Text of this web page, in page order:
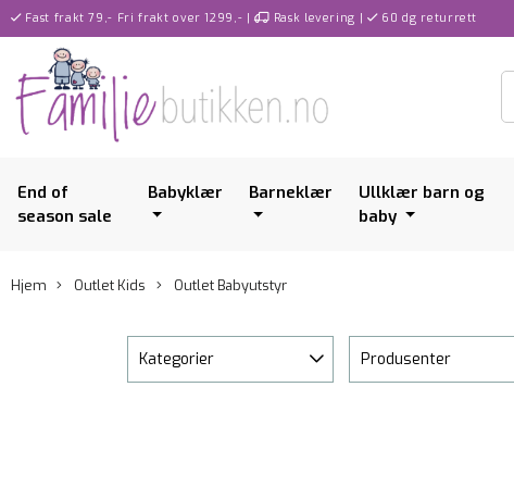
Fast frakt 79,- Fri frakt over 1299,- | Rask levering | 60 dg returrett
End of
season sale
Babyklær Barneklær
Ullklær barn og
baby
Hjem Outlet Kids Outlet Babyutstyr
Kategorier Produsenter